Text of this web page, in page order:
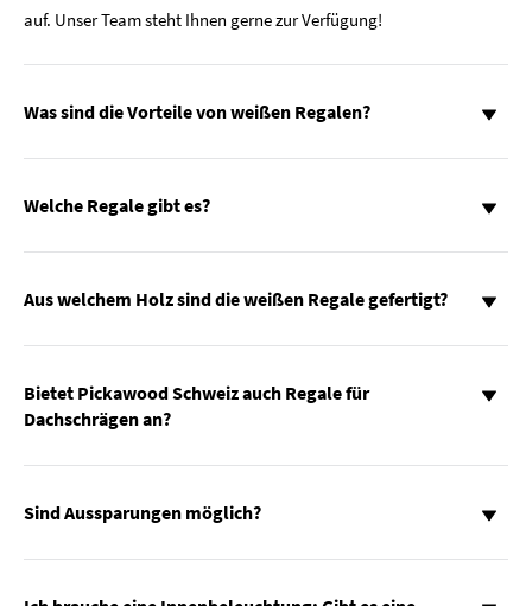
auf. Unser Team steht Ihnen gerne zur Verfügung!
Was sind die Vorteile von weißen Regalen?
Welche Regale gibt es?
Aus welchem Holz sind die weißen Regale gefertigt?
Bietet Pickawood Schweiz auch Regale für
Dachschrägen an?
Sind Aussparungen möglich?